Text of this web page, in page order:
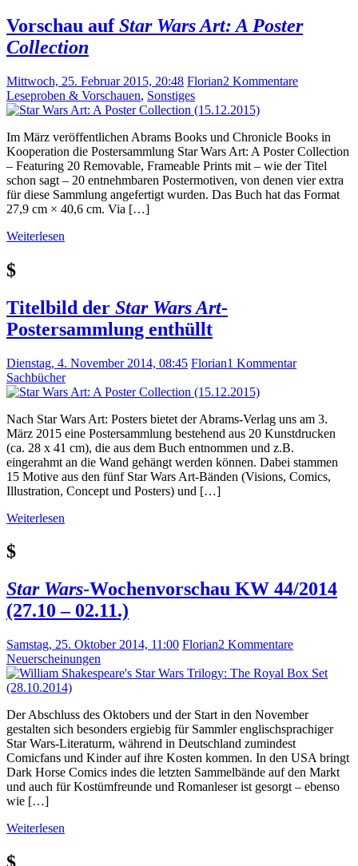
Vorschau aufStar Wars Art: A Poster
Collection
Mittwoch, 25. Februar 2015, 20:48 Florian2 Kommentare
Leseproben & Vorschauen, Sonstiges
Im März veröffentlichen Abrams Books und Chronicle Books in
Kooperation die Postersammlung Star Wars Art: A Poster Collection
– Featuring 20 Removable, Frameable Prints mit – wie der Titel
schon sagt – 20 entnehmbaren Postermotiven, von denen vier extra
für diese Sammlung angefertigt wurden. Das Buch hat das Format
27,9 cm × 40,6 cm. Via […]
Weiterlesen
$
Titelbild der Star Wars Art-
Postersammlung enthüllt
Dienstag, 4. November 2014, 08:45 Florian1 Kommentar
Sachbücher
Nach Star Wars Art: Posters bietet der Abrams-Verlag uns am 3.
März 2015 eine Postersammlung bestehend aus 20 Kunstdrucken
(ca. 28 x 41 cm), die aus dem Buch entnommen und z.B.
eingerahmt an die Wand gehängt werden können. Dabei stammen
15 Motive aus den fünf Star Wars Art-Bänden (Visions, Comics,
Illustration, Concept und Posters) und […]
Weiterlesen
$
Star Wars-Wochenvorschau KW 44/2014
(27.10 – 02.11.)
Samstag, 25. Oktober 2014, 11:00 Florian2 Kommentare
Neuerscheinungen
Der Abschluss des Oktobers und der Start in den November
gestalten sich besonders ergiebig für Sammler englischsprachiger
Star Wars-Literaturm, während in Deutschland zumindest
Comicfans und Kinder auf ihre Kosten kommen. In den USA bringt
Dark Horse Comics indes die letzten Sammelbände auf den Markt
und auch für Kostümfreunde und Romanleser ist gesorgt – ebenso
wie […]
Weiterlesen